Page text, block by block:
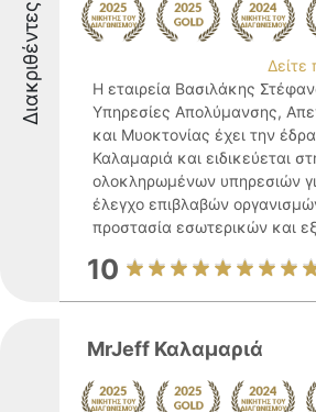
Διακριθέντες
Δείτε
Η εταιρεία Βασιλάκης
Υπηρεσίες Απολύμανσης,
και Μυοκτονίας έχει την
Καλαμαριά και ειδικεύεται
ολοκληρωμένων υπηρεσιών
έλεγχο επιβλαβών
προστασία εσωτερικών και
10
MrJeff Καλαμαριά